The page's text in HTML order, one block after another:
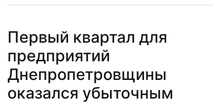
Первый квартал для
предприятий
Днепропетровщины
оказался убыточным